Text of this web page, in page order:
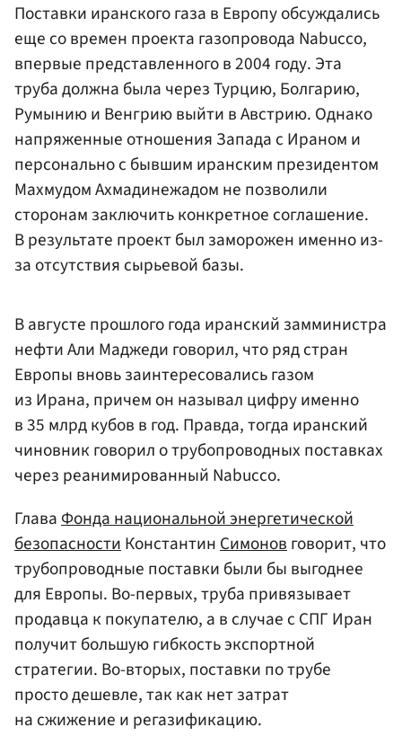
Поставки иранского газа в Европу обсуждались
еще со времен проекта газопровода Nabucco,
впервые представленного в 2004 году. Эта
труба должна была через Турцию, Болгарию,
Румынию и Венгрию выйти в Австрию. Однако
напряженные отношения Запада с Ираном и
персонально с бывшим иранским президентом
Махмудом Ахмадинежадом не позволили
сторонам заключить конкретное соглашение.
В результате проект был заморожен именно из-
за отсутствия сырьевой базы.
В августе прошлого года иранский замминистра
нефти Али Маджеди говорил, что ряд стран
Европы вновь заинтересовались газом
из Ирана, причем он называл цифру именно
в 35 млрд кубов в год. Правда, тогда иранский
чиновник говорил о трубопроводных поставках
через реанимированный Nabucco.
Глава Фонда национальной энергетической
безопасности Константин Симонов говорит, что
трубопроводные поставки были бы выгоднее
для Европы. Во-первых, труба привязывает
продавца к покупателю, а в случае с СПГ Иран
получит большую гибкость экспортной
стратегии. Во-вторых, поставки по трубе
просто дешевле, так как нет затрат
на сжижение и регазификацию.